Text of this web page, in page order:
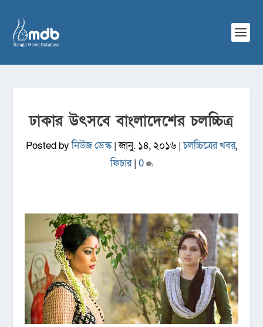
ঢাকার উৎসবে বাংলাদেশের চলচ্চিত্র
Posted byনিউজ ডেস্ক|জানু. ১৪, ২০১৬ |চলচ্চিত্রের খবর,
ফিচার| 0